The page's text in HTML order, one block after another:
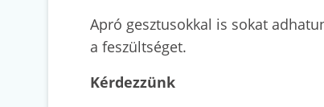
Apró gesztusokkal is sokat
a feszültséget.
Kérdezzünk